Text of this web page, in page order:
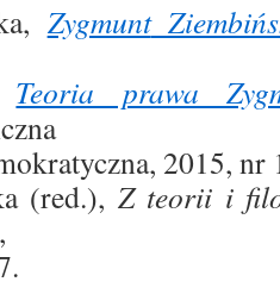
Zygmunt
Teoria prawa
2015, nr
(red.), Z teorii i
,